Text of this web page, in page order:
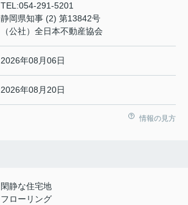
TEL:054-291-5201
静岡県知事 (2) 第13842号
（公社）全日本不動産協会
2026年08月06日
2026年08月20日
情報の見方
閑静な住宅地
フローリング